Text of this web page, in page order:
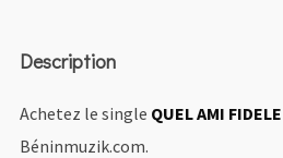
Description
Achetez le single QUEL AMI FIDELE
Béninmuzik.com.